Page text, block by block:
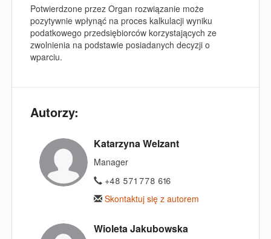
Potwierdzone przez Organ rozwiązanie może
pozytywnie wpłynąć na proces kalkulacji wyniku
podatkowego przedsiębiorców korzystających ze
zwolnienia na podstawie posiadanych decyzji o
wparciu.
Autorzy:
Katarzyna Welzant
Manager
+48 571 778 616
Skontaktuj się z autorem
Wioleta Jakubowska